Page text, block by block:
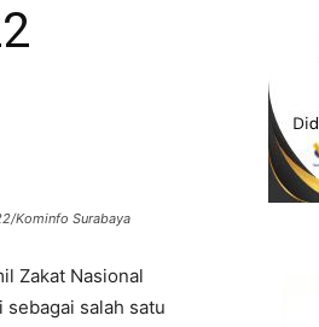
Kominfo Surabaya
Zakat Nasional
salah satu